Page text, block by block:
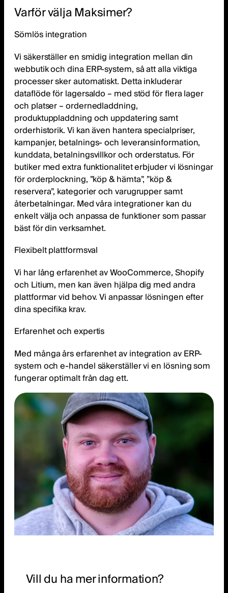
Varför välja Maksimer?
Sömlös integration
Vi säkerställer en smidig integration mellan din
webbutik och dina ERP-system, så att alla viktiga
processer sker automatiskt. Detta inkluderar
dataflöde för lagersaldo – med stöd för flera lager
och platser – ordernedladdning,
produktuppladdning och uppdatering samt
orderhistorik. Vi kan även hantera specialpriser,
kampanjer, betalnings- och leveransinformation,
kunddata, betalningsvillkor och orderstatus. För
butiker med extra funktionalitet erbjuder vi lösningar
för orderplockning, ”köp & hämta”, ”köp &
reservera”, kategorier och varugrupper samt
återbetalningar. Med våra integrationer kan du
enkelt välja och anpassa de funktioner som passar
bäst för din verksamhet.
Flexibelt plattformsval
Vi har lång erfarenhet av WooCommerce, Shopify
och Litium, men kan även hjälpa dig med andra
plattformar vid behov. Vi anpassar lösningen efter
dina specifika krav.
Erfarenhet och expertis
Med många års erfarenhet av integration av ERP-
system och e-handel säkerställer vi en lösning som
fungerar optimalt från dag ett.
Vill du ha mer information?